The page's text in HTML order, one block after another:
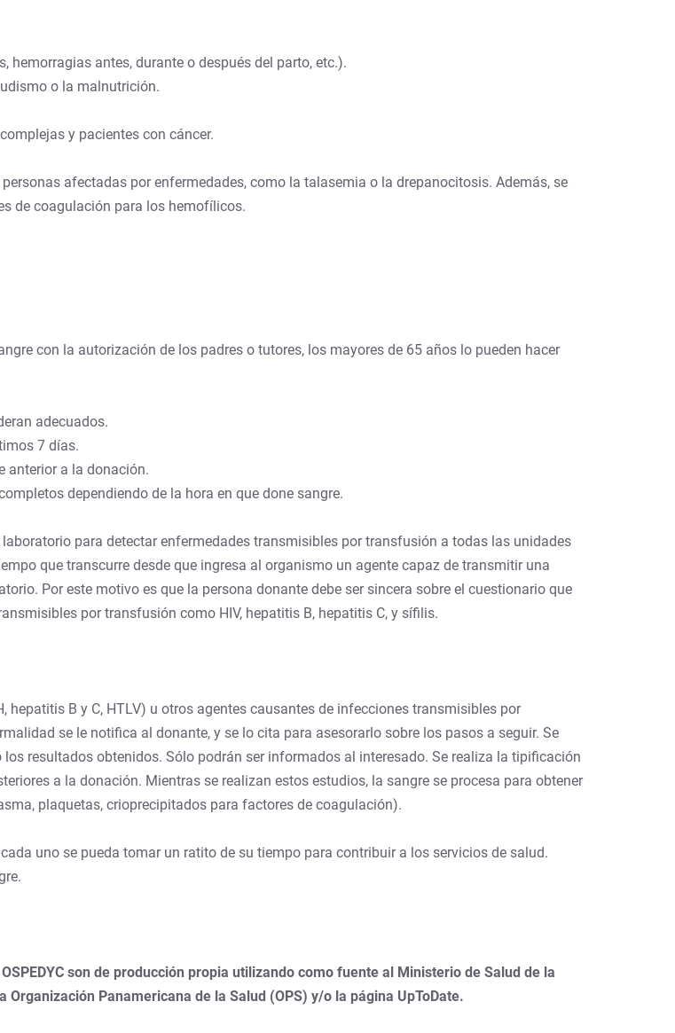
antes, durante o después del parto, etc.).
o la malnutrición.
y pacientes con cáncer.
afectadas por enfermedades, como la talasemia o la drepanocitosis. Además, se
de coagulación para los hemofílicos.
con la autorización de los padres o tutores, los mayores de 65 años lo pueden hacer
adecuados.
7 días.
anterior a la donación.
dependiendo de la hora en que done sangre.
para detectar enfermedades transmisibles por transfusión a todas las unidades
que transcurre desde que ingresa al organismo un agente capaz de transmitir una
Por este motivo es que la persona donante debe ser sincera sobre el cuestionario que
por transfusión como HIV, hepatitis B, hepatitis C, y sífilis.
B y C, HTLV) u otros agentes causantes de infecciones transmisibles por
se le notifica al donante, y se lo cita para asesorarlo sobre los pasos a seguir. Se
resultados obtenidos. Sólo podrán ser informados al interesado. Se realiza la tipificación
a la donación. Mientras se realizan estos estudios, la sangre se procesa para obtener
plaquetas, crioprecipitados para factores de coagulación).
uno se pueda tomar un ratito de su tiempo para contribuir a los servicios de salud.
son de producción propia utilizando como fuente al Ministerio de Salud de la
Panamericana de la Salud (OPS) y/o la página UpToDate.